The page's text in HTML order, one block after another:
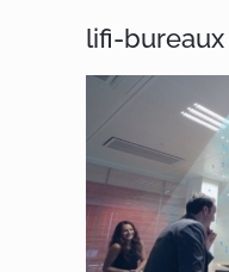
lifi-bureaux